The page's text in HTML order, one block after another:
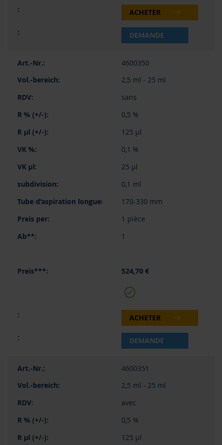
ACHETER
DEMANDE
4600350
2,5 ml - 25 ml
sans
0,5 %
125 µl
0,1 %
25 µl
0,1 ml
170-330 mm
1 pièce
1
524,70 €
ACHETER
DEMANDE
4600351
2,5 ml - 25 ml
avec
0,5 %
125 µl